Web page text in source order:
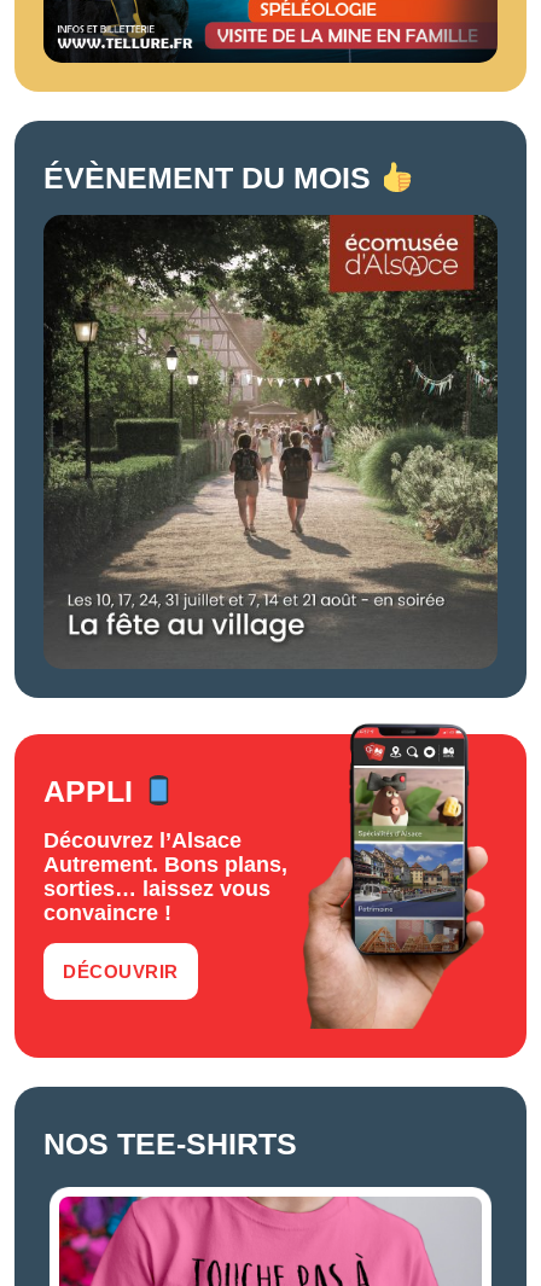
ÉVÈNEMENT DU MOIS
APPLI
Découvrez l’Alsace
Autrement. Bons plans,
sorties… laissez vous
convaincre !
DÉCOUVRIR
NOS TEE-SHIRTS